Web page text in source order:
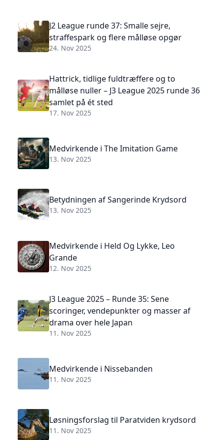
J2 League runde 37: Smalle sejre,
straffespark og flere målløse opgør
24. Nov 2025
Hattrick, tidlige fuldtræffere og to
målløse nuller – J3 League 2025 runde 36
samlet på ét sted
17. Nov 2025
Medvirkende i The Imitation Game
13. Nov 2025
Betydningen af Sangerinde Krydsord
13. Nov 2025
Medvirkende i Held Og Lykke, Leo
Grande
12. Nov 2025
J3 League 2025 – Runde 35: Sene
scoringer, vendepunkter og masser af
drama over hele Japan
11. Nov 2025
Medvirkende i Nissebanden
11. Nov 2025
Løsningsforslag til Paratviden krydsord
11. Nov 2025